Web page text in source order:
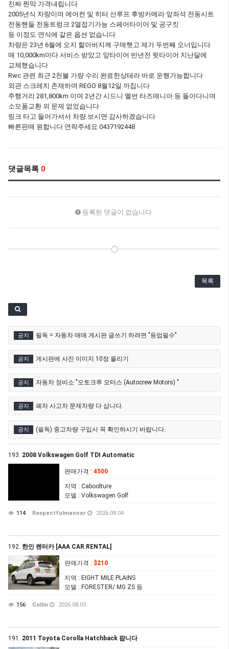
진짜 찐막 가격내립니다
2005년식 차량이며 에어컨 및 히터 선루프 후방카메라 앞좌석 전동시트
전동핸들 전동트렁크 2열접기가능 스페어타이어 및 공구킷
등 이정도 연식에 같은 옵션 없습니다
차량은 23년 6월에 오지 할아버지께 구매햇고 제가 두번째 오너입니다
매 10,000km마다 서비스 받았고 앞타이어 반년전 뒷타이어 지난달에
교체했습니다
Rwc 관련 최근 2천불 가량 수리 완료한상태라 바로 운행가능합니다
외관 스크레치 존재하며 REGO 8월12일 까집니다
주행거리 281,800km 이며 2년간 시드니 멜번 타즈매니아 등 돌아다니며
소모품교환 외 문제 없었습니다
링크 타고 들어가셔서 차량 보시면 감사하겠습니다
빠른판매 원합니다 연락주세요 0437192448
댓글목록 0
등록된 댓글이 없습니다.
목록
공지 필독 = 자동차 매매 게시판 글쓰기 하려면 "등업필수"
공지 게시판에 사진 이미지 10장 올리기
공지 자동차 정비소 "오토크루 모터스 (Autocrew Motors) "
공지 폐차 사고차 문제차량 다 삽니다.
공지 (필독) 중고차량 구입시 꼭 확인하시기 바랍니다.
193. 2008 Volkswagen Golf TDI Automatic
판매가격 : 4500
지역 : Caboolture
모델 : Volkswagen Golf
114 Respectfulmanner 2026.08.04
192. 한인 렌터카 [AAA CAR RENTAL]
판매가격 : $210
지역 : EIGHT MILE PLAINS
모델 : FORESTER/ MG ZS 등
156 Collin 2026.08.03
191. 2011 Toyota Corolla Hatchback 팝니다